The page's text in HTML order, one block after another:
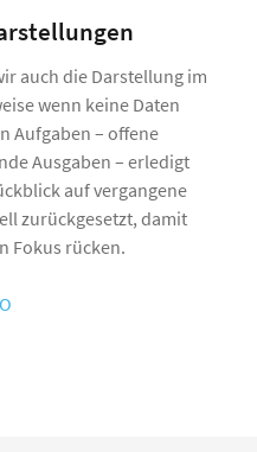
auch die Darstellung im
wenn keine Daten
Aufgaben – offene
Ausgaben – erledigt
auf vergangene
zurückgesetzt, damit
Fokus rücken.